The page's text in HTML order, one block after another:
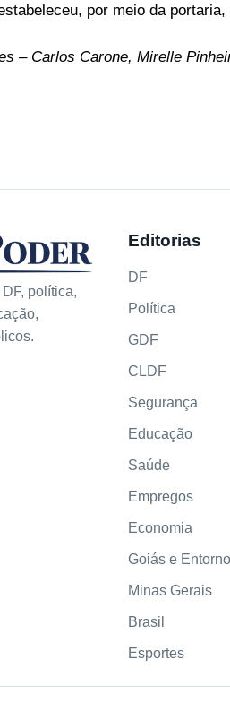
por meio da
– Carlos Carone, Mirelle
política,
Editorias
DF
Política
GDF
CLDF
Segurança
Educação
Saúde
Empregos
Economia
Goiás e Entorno
Minas Gerais
Brasil
Esportes